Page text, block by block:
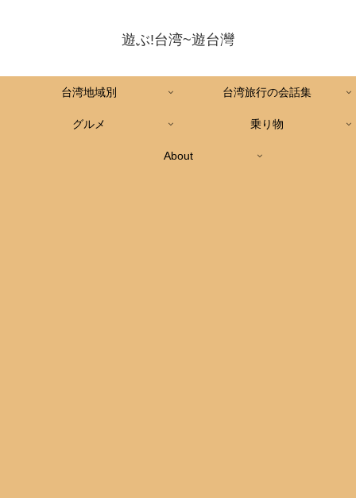
遊ぶ!台湾~遊台灣
台湾地域別 台湾旅行の会話集
グルメ 乗り物
About